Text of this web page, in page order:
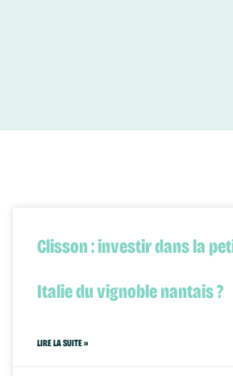
Clisson : investir dans la
Italie du vignoble nantais ?
LIRE LA SUITE »